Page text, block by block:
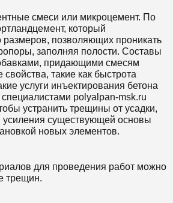
смеси или микроцемент. По
который
размеров, позволяющих проникать
заполняя полости. Составы
придающими смесям
такие как быстрота
услуги инъектирования бетона
polyalpan-msk.ru
устранить трещины от усадки,
усиления существующей основы
новых элементов.
для проведения работ можно
трещин.